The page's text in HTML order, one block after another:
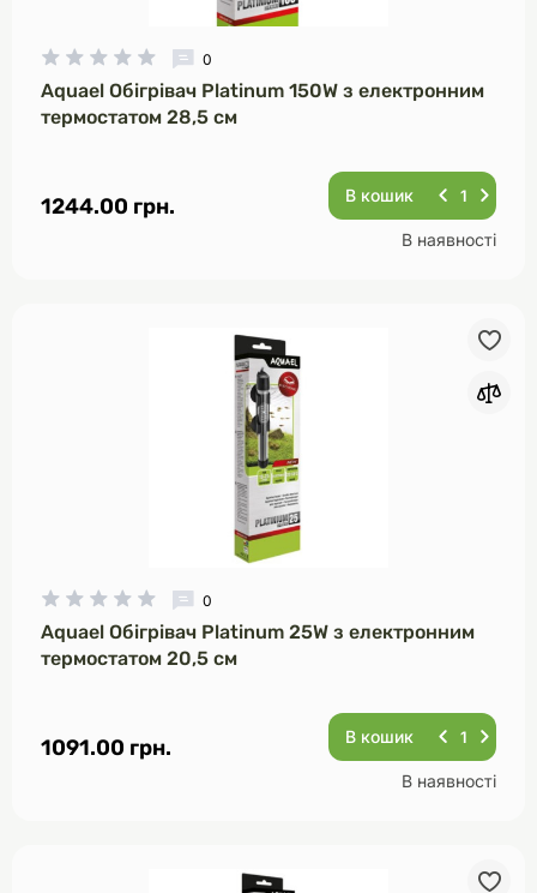
0
Aquael Обігрівач Platinum 150W з електронним
термостатом 28,5 см
1244.00 грн. В кошик
В наявності
0
Aquael Обігрівач Platinum 25W з електронним
термостатом 20,5 см
1091.00 грн. В кошик
В наявності